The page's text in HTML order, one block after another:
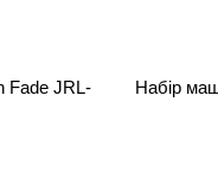
Fade JRL-
Набір